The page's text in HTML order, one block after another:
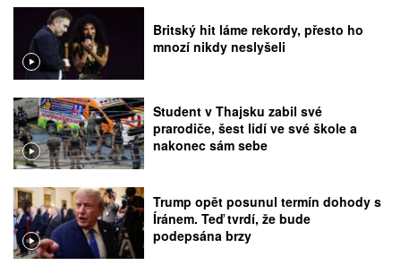
Britský hit láme rekordy, přesto ho
mnozí nikdy neslyšeli
Student v Thajsku zabil své
prarodiče, šest lidí ve své škole a
nakonec sám sebe
Trump opět posunul termín dohody s
Íránem. Teď tvrdí, že bude
podepsána brzy